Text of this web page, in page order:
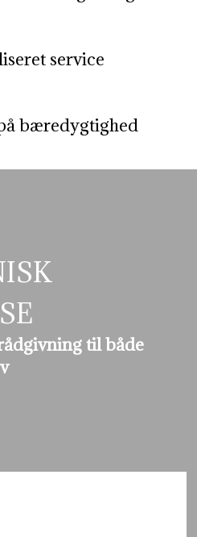
service
bæredygtighed
til både